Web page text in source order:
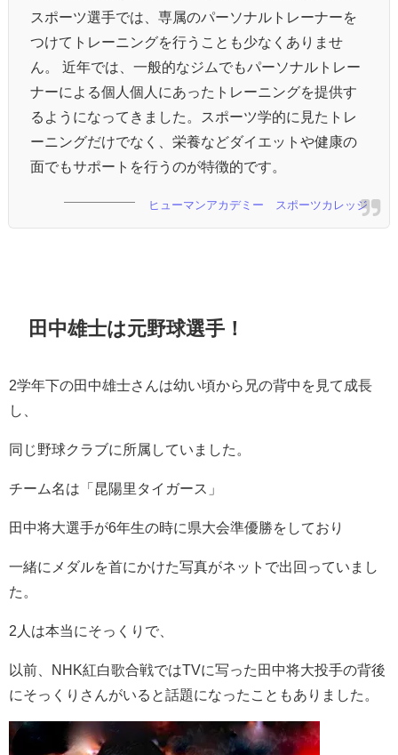
スポーツ選手では、専属のパーソナルトレーナーを
つけてトレーニングを行うことも少なくありませ
ん。 近年では、一般的なジムでもパーソナルトレー
ナーによる個人個人にあったトレーニングを提供す
るようになってきました。スポーツ学的に見たトレ
ーニングだけでなく、栄養などダイエットや健康の
面でもサポートを行うのが特徴的です。
ヒューマンアカデミー スポーツカレッジ
田中雄士は元野球選手！
2学年下の田中雄士さんは幼い頃から兄の背中を見て成長
し、
同じ野球クラブに所属していました。
チーム名は「昆陽里タイガース」
田中将大選手が6年生の時に県大会準優勝をしており
一緒にメダルを首にかけた写真がネットで出回っていまし
た。
2人は本当にそっくりで、
以前、NHK紅白歌合戦ではTVに写った田中将大投手の背後
にそっくりさんがいると話題になったこともありました。